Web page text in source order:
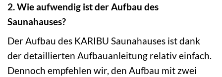
2. Wie aufwendig ist der Aufbau des
Saunahauses?
Der Aufbau des KARIBU Saunahauses ist dank
der detaillierten Aufbauanleitung relativ einfach.
Dennoch empfehlen wir, den Aufbau mit zwei